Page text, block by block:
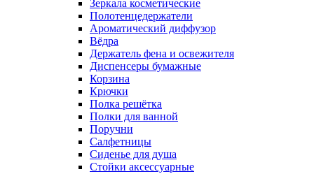
Зеркала косметические
Полотенцедержатели
Ароматический диффузор
Вёдра
Держатель фена и освежителя
Диспенсеры бумажные
Корзина
Крючки
Полка решётка
Полки для ванной
Поручни
Салфетницы
Сиденье для душа
Стойки аксессуарные